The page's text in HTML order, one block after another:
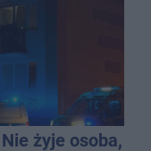
żyje osoba,